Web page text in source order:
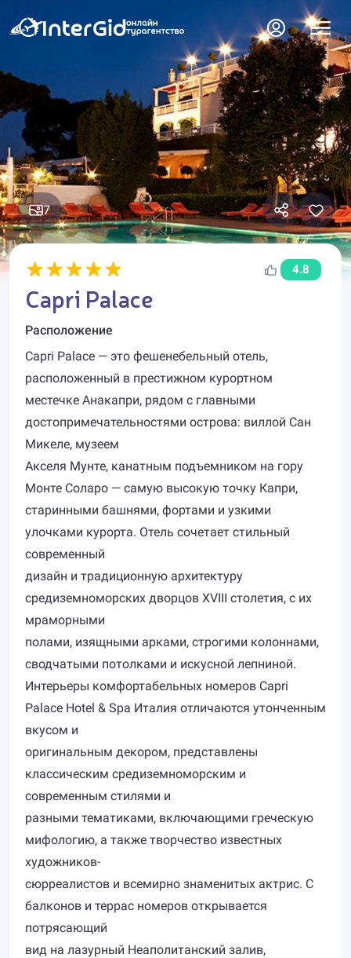
7
4.8
Capri Palace
Расположение
Capri Palace — это фешенебельный отель,
расположенный в престижном курортном
местечке Анакапри, рядом с главными
достопримечательностями острова: виллой Сан
Микеле, музеем
Акселя Мунте, канатным подъемником на гору
Монте Соларо — самую высокую точку Капри,
старинными башнями, фортами и узкими
улочками курорта. Отель сочетает стильный
современный
дизайн и традиционную архитектуру
средиземноморских дворцов XVIII столетия, с их
мраморными
полами, изящными арками, строгими колоннами,
сводчатыми потолками и искусной лепниной.
Интерьеры комфортабельных номеров Capri
Palace Hotel & Spa Италия отличаются утонченным
вкусом и
оригинальным декором, представлены
классическим средиземноморским и
современным стилями и
разными тематиками, включающими греческую
мифологию, а также творчество известных
художников-
сюрреалистов и всемирно знаменитых актрис. С
балконов и террас номеров открывается
потрясающий
вид на лазурный Неаполитанский залив,